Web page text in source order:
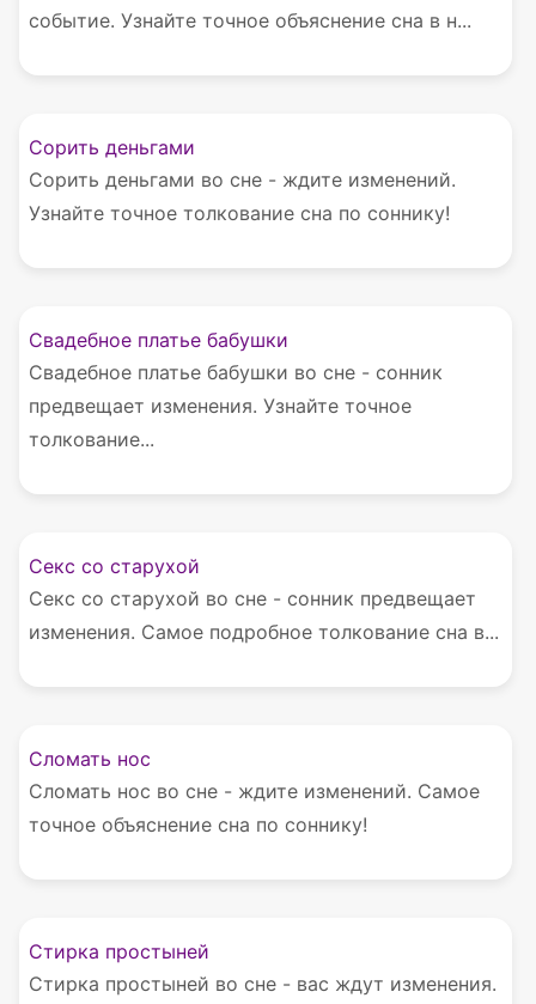
событие. Узнайте точное объяснение сна в н...
Сорить деньгами
Сорить деньгами во сне - ждите изменений.
Узнайте точное толкование сна по соннику!
Свадебное платье бабушки
Свадебное платье бабушки во сне - сонник
предвещает изменения. Узнайте точное
толкование...
Секс со старухой
Секс со старухой во сне - сонник предвещает
изменения. Самое подробное толкование сна в...
Сломать нос
Сломать нос во сне - ждите изменений. Самое
точное объяснение сна по соннику!
Стирка простыней
Стирка простыней во сне - вас ждут изменения.